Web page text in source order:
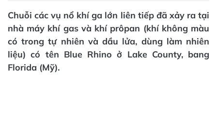
Chuỗi các vụ nổ khí ga lớn liên tiếp đã xảy ra tại
nhà máy khí gas và khí prôpan (khí không màu
có trong tự nhiên và dầu lửa, dùng làm nhiên
liệu) có tên Blue Rhino ở Lake County, bang
Florida (Mỹ).